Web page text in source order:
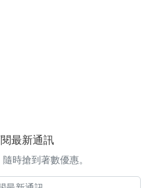
最新通訊
時搶到著數優惠。